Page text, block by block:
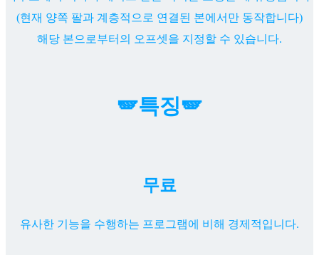
(현재 양쪽 팔과 계층적으로 연결된 본에서만 동작합니다)
해당 본으로부터의 오프셋을 지정할 수 있습니다.
🪽특징🪽
무료
유사한 기능을 수행하는 프로그램에 비해 경제적입니다.